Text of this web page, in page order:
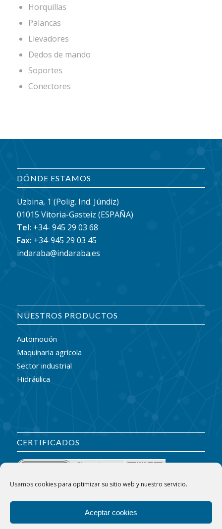
Usamos cookies para optimizar su sitio web y nuestro servicio.
Aceptar cookies
Horquillas
Palancas
Llevadores
Dedos de mando
Soportes
Conectores
DÓNDE ESTAMOS
Uzbina, 1 (Polig. Ind. Júndiz)
01015 Vitoria-Gasteiz (ESPAÑA)
Tel: +34- 945 29 03 68
Fax: +34-945 29 03 45
indaraba@indaraba.es
NUESTROS PRODUCTOS
Automoción
Maquinaria agrícola
Sector industrial
Hidráulica
CERTIFICADOS